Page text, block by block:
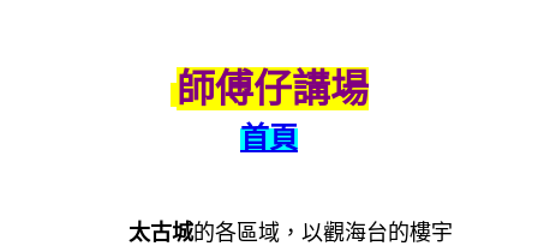
師傅仔講場
首頁
太古城的各區域，以觀海台的樓宇